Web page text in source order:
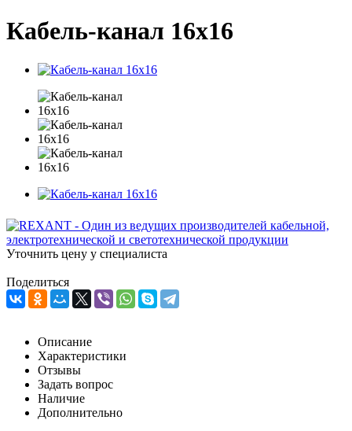
Кабель-канал 16х16
Уточнить цену у специалиста
Поделиться
Описание
Характеристики
Отзывы
Задать вопрос
Наличие
Дополнительно